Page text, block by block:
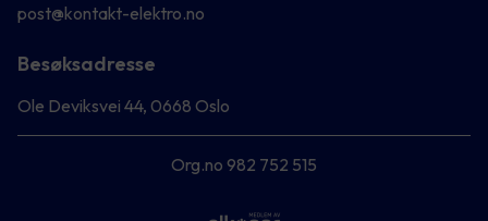
post@kontakt-elektro.no
Besøksadresse
Ole Deviksvei 44, 0668 Oslo
Org.no 982 752 515